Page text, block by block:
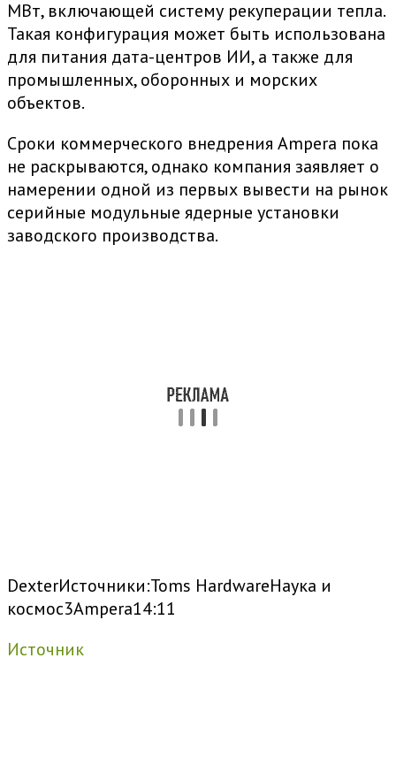
МВт, включающей систему рекуперации тепла.
Такая конфигурация может быть использована
для питания дата-центров ИИ, а также для
промышленных, оборонных и морских
объектов.
Сроки коммерческого внедрения Ampera пока
не раскрываются, однако компания заявляет о
намерении одной из первых вывести на рынок
серийные модульные ядерные установки
заводского производства.
DexterИсточники:Toms HardwareНаука и
космос3Ampera14:11
Источник